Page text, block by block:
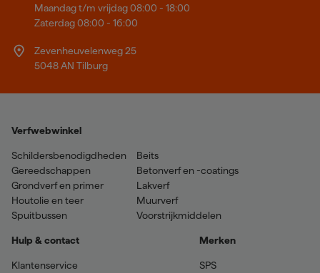
Maandag t/m vrijdag 08:00 - 18:00
Zaterdag 08:00 - 16:00
Zevenheuvelenweg 25
5048 AN Tilburg
Verfwebwinkel
Schildersbenodigdheden
Gereedschappen
Grondverf en primer
Houtolie en teer
Spuitbussen
Beits
Betonverf en -coatings
Lakverf
Muurverf
Voorstrijkmiddelen
Hulp & contact
Klantenservice
Merken
SPS